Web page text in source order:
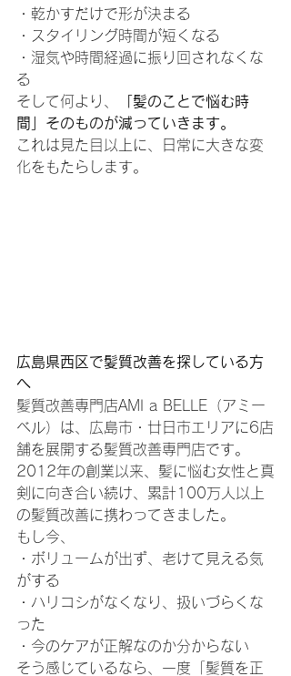
・乾かすだけで形が決まる
・スタイリング時間が短くなる
・湿気や時間経過に振り回されなくな
る
そして何より、
「髪のことで悩む時
間」そのものが減っていきます。
これは見た目以上に、日常に大きな変
化をもたらします。
広島県西区で髪質改善を探している方
へ
髪質改善専門店AMI a BELLE（アミー
ベル）は、広島市・廿日市エリアに6店
舗を展開する髪質改善専門店です。
2012年の創業以来、髪に悩む女性と真
剣に向き合い続け、累計100万人以上
の髪質改善に携わってきました。
もし今、
・ボリュームが出ず、老けて見える気
がする
・ハリコシがなくなり、扱いづらくな
った
・今のケアが正解なのか分からない
そう感じているなら、一度「髪質を正